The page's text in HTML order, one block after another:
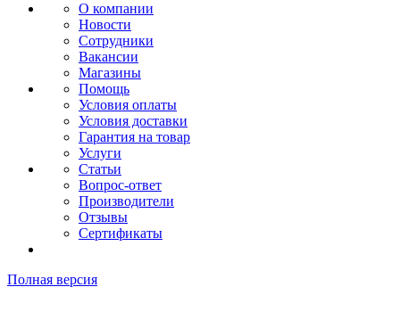
О компании
Новости
Сотрудники
Вакансии
Магазины
Помощь
Условия оплаты
Условия доставки
Гарантия на товар
Услуги
Статьи
Вопрос-ответ
Производители
Отзывы
Сертификаты
Полная версия